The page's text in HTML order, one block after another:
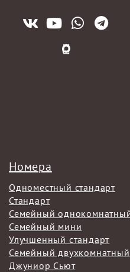
Номера
Одноместный стандарт
Стандарт
Семейный
Семейный мини
Улучшенный стандарт
Семейный двухкомнатный
Джуниор Сьют